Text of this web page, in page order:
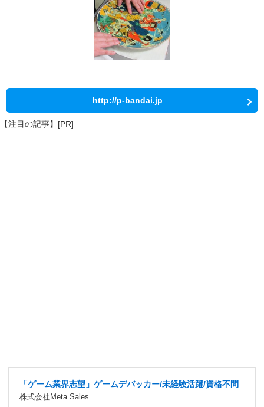
http://p-bandai.jp
【注目の記事】[PR]
「ゲーム業界志望」ゲームデバッカー/未経験活躍/資格不問
株式会社Meta Sales